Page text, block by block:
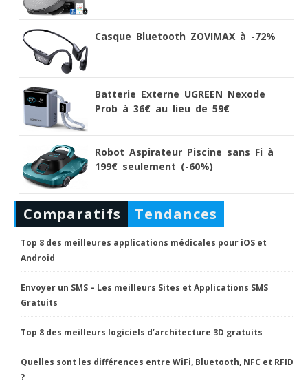
Casque Bluetooth ZOVIMAX à -72%
Batterie Externe UGREEN Nexode
Prob à 36€ au lieu de 59€
Robot Aspirateur Piscine sans Fi à
199€ seulement (-60%)
Comparatifs Tendances
Top 8 des meilleures applications médicales pour iOS et
Android
Envoyer un SMS – Les meilleurs Sites et Applications SMS
Gratuits
Top 8 des meilleurs logiciels d’architecture 3D gratuits
Quelles sont les différences entre WiFi, Bluetooth, NFC et RFID
?